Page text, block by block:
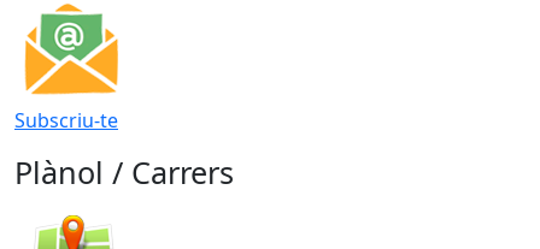
Subscriu-te
Plànol / Carrers